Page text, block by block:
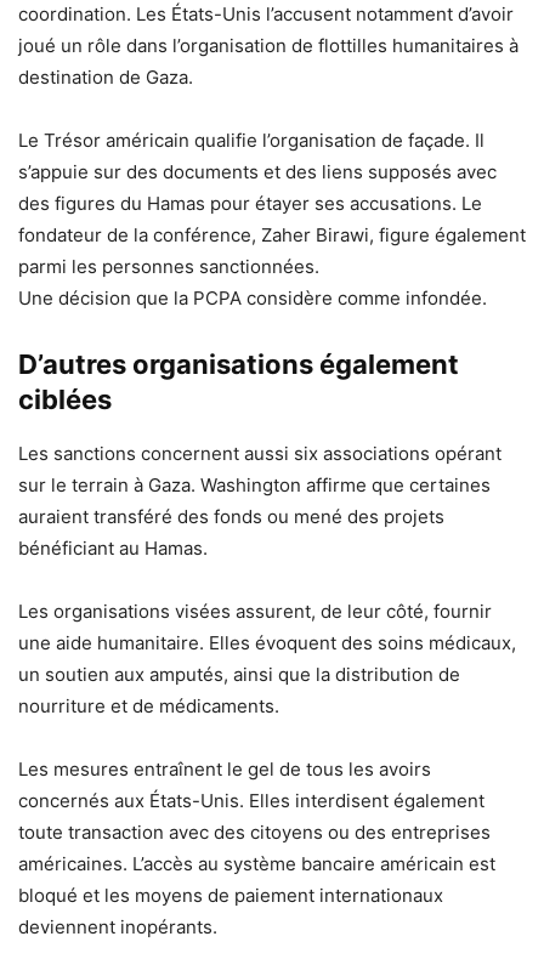
coordination. Les États-Unis l’accusent notamment d’avoir
joué un rôle dans l’organisation de flottilles humanitaires à
destination de Gaza.
Le Trésor américain qualifie l’organisation de façade. Il
s’appuie sur des documents et des liens supposés avec
des figures du Hamas pour étayer ses accusations. Le
fondateur de la conférence, Zaher Birawi, figure également
parmi les personnes sanctionnées.
Une décision que la PCPA considère comme infondée.
D’autres organisations également
ciblées
Les sanctions concernent aussi six associations opérant
sur le terrain à Gaza. Washington affirme que certaines
auraient transféré des fonds ou mené des projets
bénéficiant au Hamas.
Les organisations visées assurent, de leur côté, fournir
une aide humanitaire. Elles évoquent des soins médicaux,
un soutien aux amputés, ainsi que la distribution de
nourriture et de médicaments.
Les mesures entraînent le gel de tous les avoirs
concernés aux États-Unis. Elles interdisent également
toute transaction avec des citoyens ou des entreprises
américaines. L’accès au système bancaire américain est
bloqué et les moyens de paiement internationaux
deviennent inopérants.